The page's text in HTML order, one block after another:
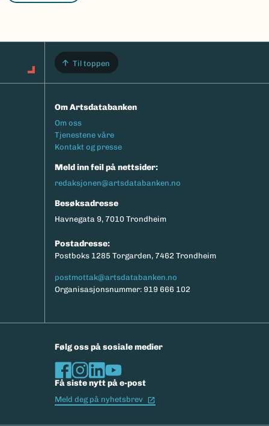
Til toppen
Om Artsdatabanken
Footermeny
Om oss
Tjenestene våre
Kontakt og presse
Meld inn feil på nettsider:
redaksjonen@artsdatabanken.no
Besøksadresse
Havnegata 9, 7010 Trondheim
Postadresse:
Postboks 1285 Torgarden, 7462 Trondheim
postmottak@artsdatabanken.no
Organisasjonsnummer: 919 666 102
Følg oss på sosiale medier
Få siste nytt på e-post
Meld deg på nyhetsbrev